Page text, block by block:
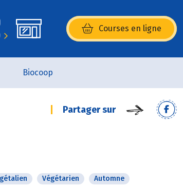
Courses en ligne
(s’ouvre dans une nouvelle
Biocoop
Partager sur
Végétarien Automne